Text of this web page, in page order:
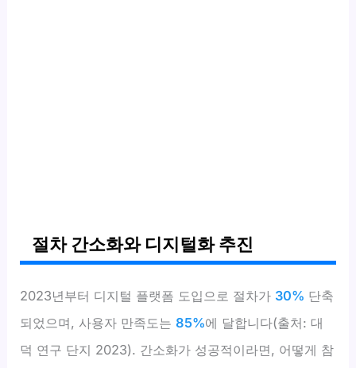
절차 간소화와 디지털화 추진
2023년부터 디지털 플랫폼 도입으로 절차가 30% 단축
되었으며, 사용자 만족도는85%에 달합니다(출처: 대
덕 연구 단지 2023). 간소화가 성공적이라면, 어떻게 참